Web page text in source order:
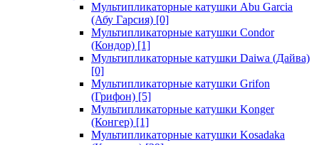
Мультипликаторные катушки Abu Garcia
(Абу Гарсия) [0]
Мультипликаторные катушки Condor
(Кондор) [1]
Мультипликаторные катушки Daiwa (Дайва)
[0]
Мультипликаторные катушки Grifon
(Грифон) [5]
Мультипликаторные катушки Konger
(Конгер) [1]
Мультипликаторные катушки Kosadaka